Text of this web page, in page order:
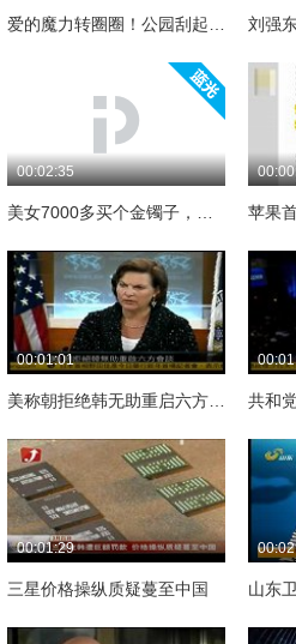
00:02:35
00:01:01
美称朝拒绝韩无助重启六方会谈-凤凰午间特快20120104
00:01:29
三星价格操纵质疑蔓至中国